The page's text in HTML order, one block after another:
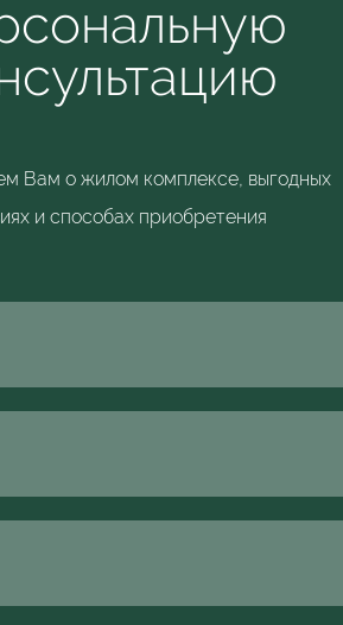
Вам о жилом комплексе, выгодных
и способах приобретения